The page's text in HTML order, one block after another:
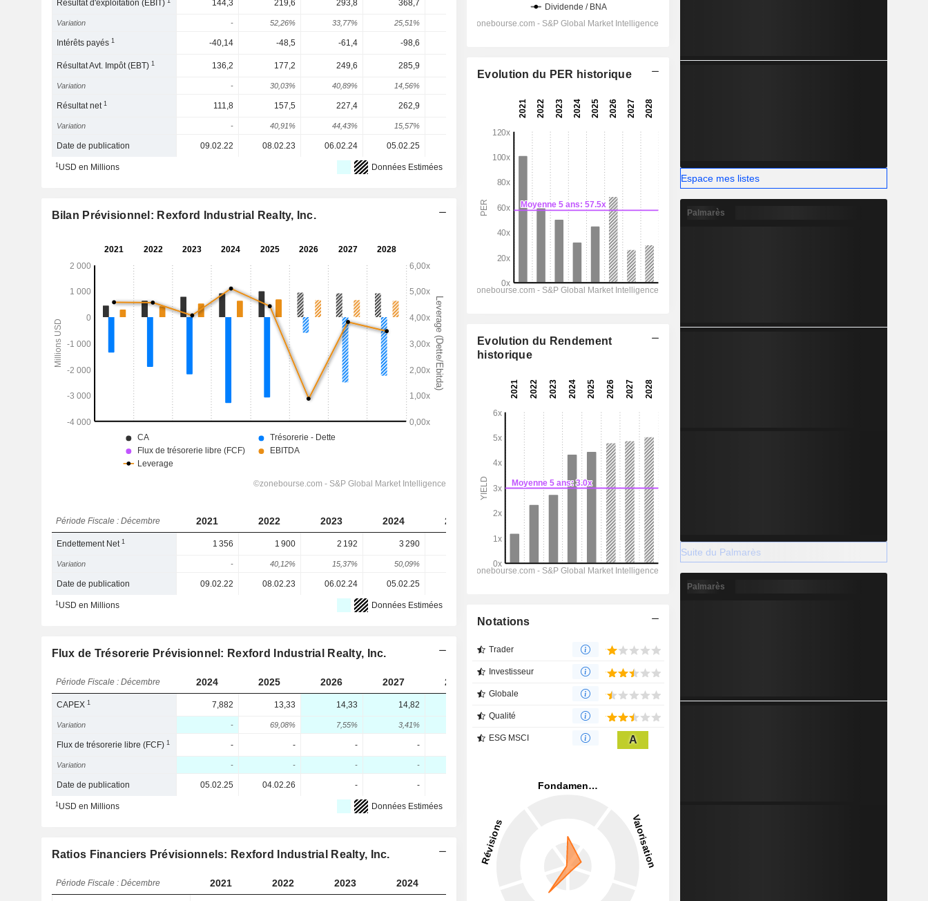
Résultat d'exploitation (EBIT) 144,3 219,6 293,8 368,7 385 391
Variation - 52,26% 33,77% 25,51% 3,22% 1,16% 1,54% 6,32%
Intérêts payés1 -40,14 -48,5 -61,4 -98,6
Résultat Avt. Impôt (EBT)1 136,2 177,2 249,6 285,9
Variation - 30,03% 40,89% 14,56%
Résultat net1 111,8 157,5 227,4 262,9 32,3 290,4 290,2
Variation - 40,91% 44,43% 15,57%
Date de publication 09.02.22 08.02.23 06.02.24 05.02.25 -
1USD en Millions Données Estimées
Bilan Prévisionnel: Rexford Industrial Realty, Inc.
Période Fiscale : Décembre 2021 2022 2023 2024 2025 2026 2027 2028
Endettement Net1 1 356 1 900 2 192 3 290 588 2 496 2 238
Variation - 40,12% 15,37% 50,09% -80,95% 324,49% -10,34%
Date de publication 09.02.22 08.02.23 06.02.24 05.02.25
1USD en Millions Données Estimées
Flux de Trésorerie Prévisionnel: Rexford Industrial Realty, Inc.
Période Fiscale : Décembre 2024 2025 2026 2027 2028
CAPEX1 7,882 13,33 14,33 14,82
Variation - 69,08% 7,55% 3,41%
Flux de trésorerie libre (FCF)1 - - - - -
Variation - - - -
Date de publication 05.02.25 04.02.26 - -
1USD en Millions Données Estimées
Ratios Financiers Prévisionnels: Rexford Industrial Realty, Inc.
Période Fiscale : Décembre 2021 2022 2023 2024
Evolution du PER historique
Evolution du Rendement
historique
Notations
Trader
Investisseur
Globale
Qualité
ESG MSCI A
Espace mes listes
Palmarès
Suite du Palmarès
Palmarès